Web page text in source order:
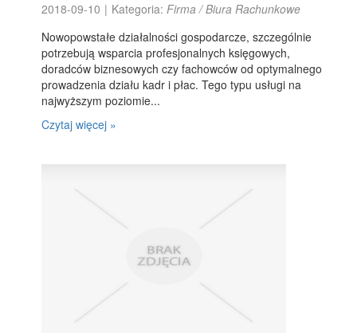
2018-09-10 | Kategoria:Firma / Biura Rachunkowe
Nowopowstałe działalności gospodarcze, szczególnie
potrzebują wsparcia profesjonalnych księgowych,
doradców biznesowych czy fachowców od optymalnego
prowadzenia działu kadr i płac. Tego typu usługi na
najwyższym poziomie...
Czytaj więcej »